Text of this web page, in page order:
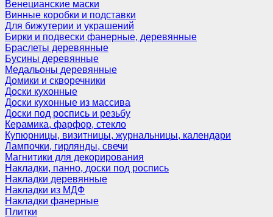
Венецианские маски
Винные коробки и подставки
Для бижутерии и украшений
Бирки и подвески фанерные, деревянные
Браслеты деревянные
Бусины деревянные
Медальоны деревянные
Домики и скворечники
Доски кухонные
Доски кухонные из массива
Доски под роспись и резьбу
Керамика, фарфор, стекло
Купюрницы, визитницы, журнальницы, календари
Лампочки, гирлянды, свечи
Магнитики для декорирования
Накладки, панно, доски под роспись
Накладки деревянные
Накладки из МДФ
Накладки фанерные
Плитки